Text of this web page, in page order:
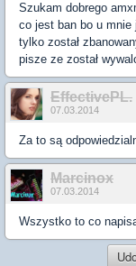
Szukam dobrego
co jest ban bo u
tylko został
pisze ze został
EffectivePL.
07.03.2014
Za to są
Marcinox
07.03.2014
Wszystko to co